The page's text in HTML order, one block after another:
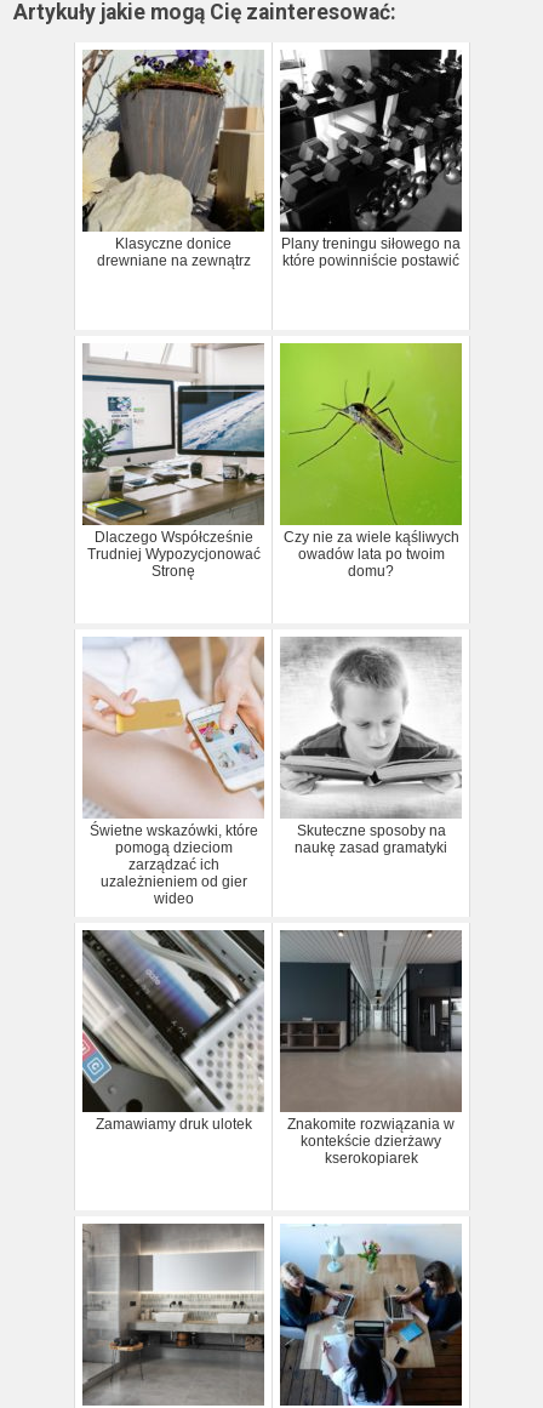
Artykuły jakie mogą Cię zainteresować:
Klasyczne donice
drewniane na zewnątrz
Plany treningu siłowego na
które powinniście postawić
Dlaczego Współcześnie
Trudniej Wypozycjonować
Stronę
Czy nie za wiele kąśliwych
owadów lata po twoim
domu?
Świetne wskazówki, które
pomogą dzieciom
zarządzać ich
uzależnieniem od gier
wideo
Skuteczne sposoby na
naukę zasad gramatyki
Zamawiamy druk ulotek
Znakomite rozwiązania w
kontekście dzierżawy
kserokopiarek